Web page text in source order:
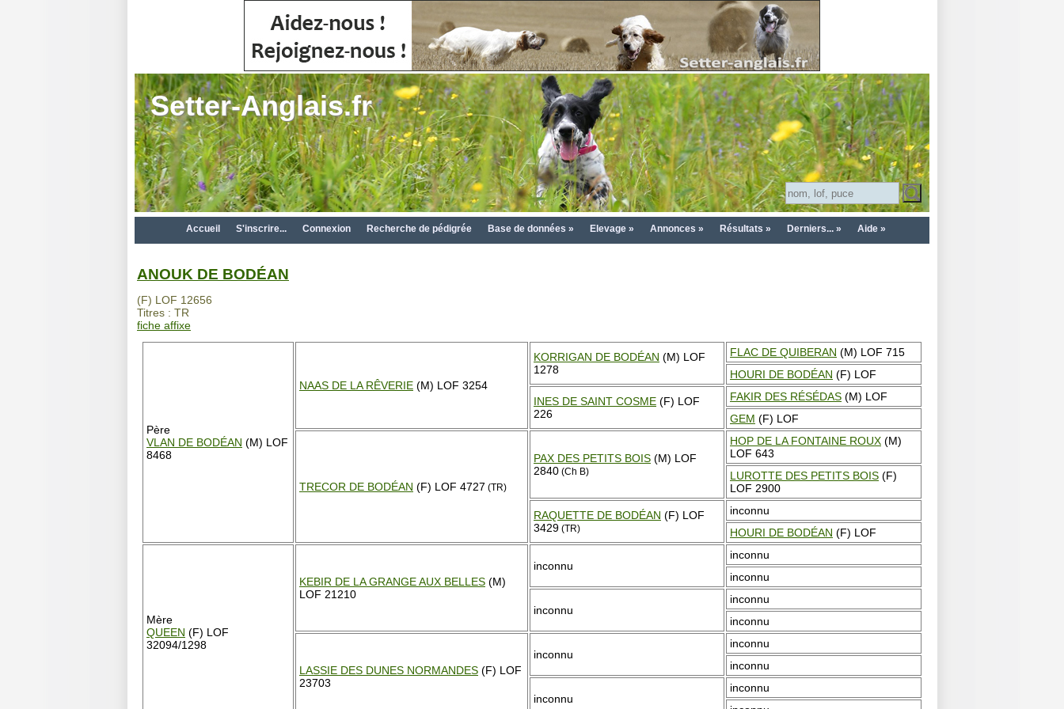
Setter-Anglais.fr
Accueil S'inscrire... Connexion Recherche de pédigrée Base de données » Elevage » Annonces » Résultats » Derniers... » Aide »
ANOUK DE BODÉAN
(F) LOF 12656
Titres : TR
fiche affixe
Père
VLAN DE BODÉAN (M) LOF
8468
NAAS DE LA RÊVERIE (M) LOF 3254
KORRIGAN DE BODÉAN (M) LOF
1278
FLAC DE QUIBERAN (M) LOF 715
HOURI DE BODÉAN (F) LOF
INES DE SAINT COSME (F) LOF
226
FAKIR DES RÉSÉDAS (M) LOF
GEM (F) LOF
TRECOR DE BODÉAN (F) LOF 4727 (TR)
PAX DES PETITS BOIS (M) LOF
2840 (Ch B)
HOP DE LA FONTAINE ROUX (M)
LOF 643
LUROTTE DES PETITS BOIS (F)
LOF 2900
RAQUETTE DE BODÉAN (F) LOF
3429 (TR)
inconnu
HOURI DE BODÉAN (F) LOF
Mère
QUEEN (F) LOF
32094/1298
KEBIR DE LA GRANGE AUX BELLES (M)
LOF 21210
inconnu
inconnu
inconnu
inconnu
inconnu
inconnu
LASSIE DES DUNES NORMANDES (F) LOF
23703
inconnu
inconnu
inconnu
inconnu
inconnu